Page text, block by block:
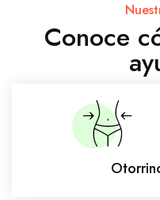
Conoce